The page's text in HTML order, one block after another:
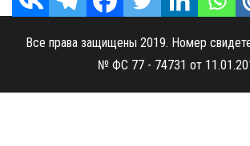
Все права защищены 2019. Номер
№ ФС 77 - 74731 от